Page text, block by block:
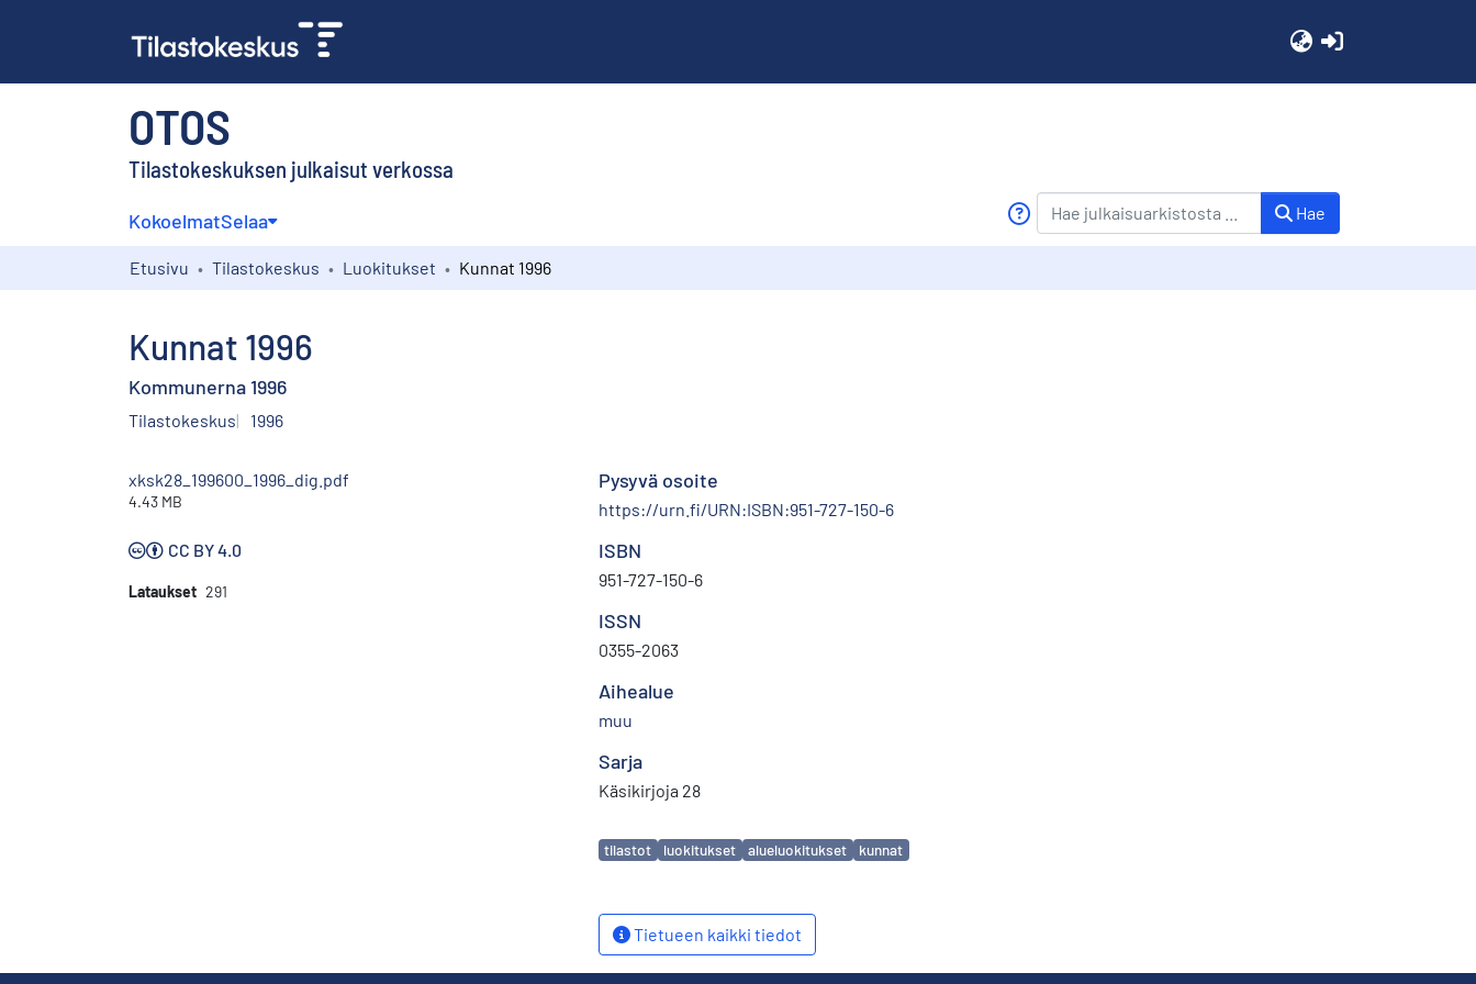
OTOS
Tilastokeskuksen julkaisut verkossa
KokoelmatSelaa Hae
Etusivu Tilastokeskus Luokitukset Kunnat 1996
Kunnat 1996
Kommunerna 1996
Tilastokeskus 1996
xksk28_199600_1996_dig.pdf
4.43 MB
CC BY 4.0
Lataukset 291
Pysyvä osoite
https://urn.fi/URN:ISBN:951-727-150-6
ISBN
951-727-150-6
ISSN
0355-2063
Aihealue
muu
Sarja
Käsikirjoja 28
Avainsanat
tilastot luokitukset alueluokitukset kunnat
Tietueen kaikki tiedot